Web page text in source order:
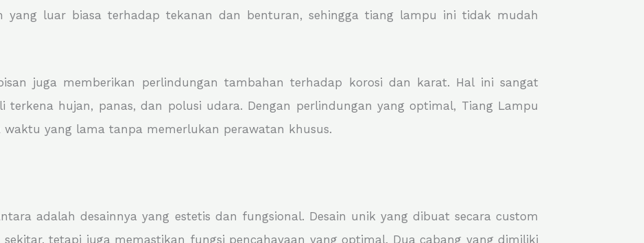
yang luar biasa terhadap tekanan dan benturan, sehingga tiang lampu ini tidak mudah
juga memberikan perlindungan tambahan terhadap korosi dan karat. Hal ini sangat
hujan, panas, dan polusi udara. Dengan perlindungan yang optimal, Tiang Lampu
yang lama tanpa memerlukan perawatan khusus.
adalah desainnya yang estetis dan fungsional. Desain unik yang dibuat secara custom
tetapi juga memastikan fungsi pencahayaan yang optimal. Dua cabang yang dimiliki